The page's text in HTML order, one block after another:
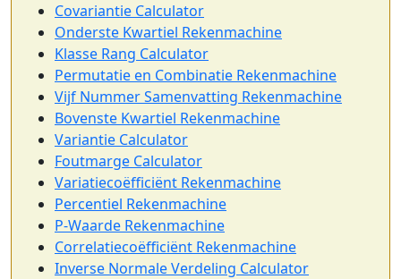
Covariantie Calculator
Onderste Kwartiel Rekenmachine
Klasse Rang Calculator
Permutatie en Combinatie Rekenmachine
Vijf Nummer Samenvatting Rekenmachine
Bovenste Kwartiel Rekenmachine
Variantie Calculator
Foutmarge Calculator
Variatiecoëfficiënt Rekenmachine
Percentiel Rekenmachine
P-Waarde Rekenmachine
Correlatiecoëfficiënt Rekenmachine
Inverse Normale Verdeling Calculator